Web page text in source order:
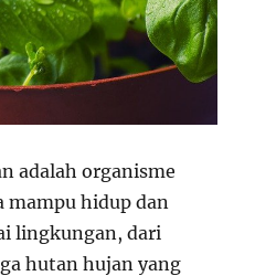
adalah organisme
mampu hidup dan
lingkungan, dari
hutan hujan yang